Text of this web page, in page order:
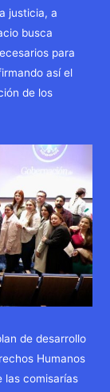
justicia, a
busca
para
así el
de los
de desarrollo
Humanos
las comisarías